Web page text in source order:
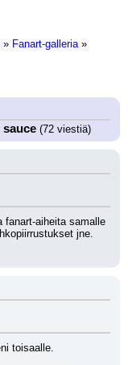
» Fanart-galleria »
(72 viestiä)
aiheita samalle
jne.
toisaalle.